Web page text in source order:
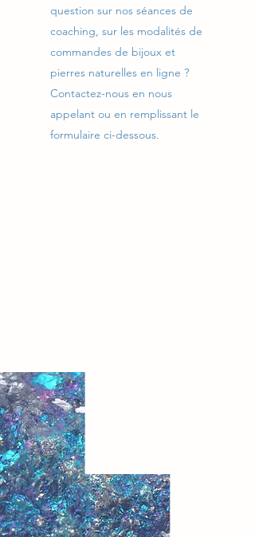
question sur nos séances de
coaching, sur les modalités de
commandes de bijoux et
pierres naturelles en ligne ?
Contactez-nous en nous
appelant ou en remplissant le
formulaire ci-dessous.